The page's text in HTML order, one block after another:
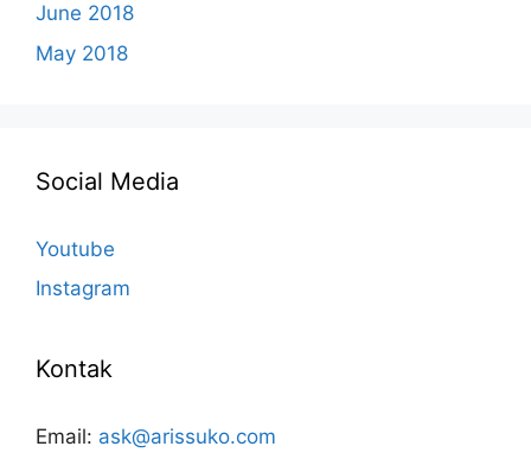
June 2018
May 2018
Social Media
Youtube
Instagram
Kontak
Email: ask@arissuko.com